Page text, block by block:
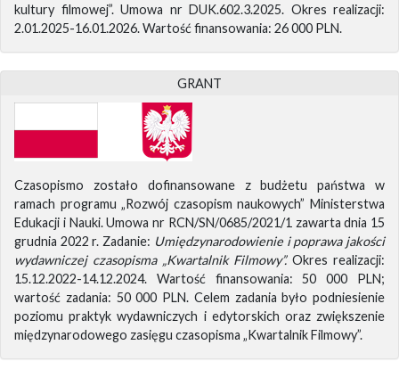
kultury filmowej”. Umowa nr DUK.602.3.2025. Okres realizacji:
2.01.2025-16.01.2026. Wartość finansowania: 26 000 PLN.
GRANT
Czasopismo zostało dofinansowane z budżetu państwa w
ramach programu „Rozwój czasopism naukowych” Ministerstwa
Edukacji i Nauki. Umowa nr RCN/SN/0685/2021/1 zawarta dnia 15
grudnia 2022 r. Zadanie: Umiędzynarodowienie i poprawa jakości
wydawniczej czasopisma „Kwartalnik Filmowy”.Okres realizacji:
15.12.2022-14.12.2024. Wartość finansowania: 50 000 PLN;
wartość zadania: 50 000 PLN. Celem zadania było podniesienie
poziomu praktyk wydawniczych i edytorskich oraz zwiększenie
międzynarodowego zasięgu czasopisma „Kwartalnik Filmowy”.